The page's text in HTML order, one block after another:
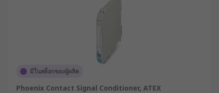
มีในสต็อกของผู้ผลิต
Phoenix Contact Signal Conditioner, ATEX